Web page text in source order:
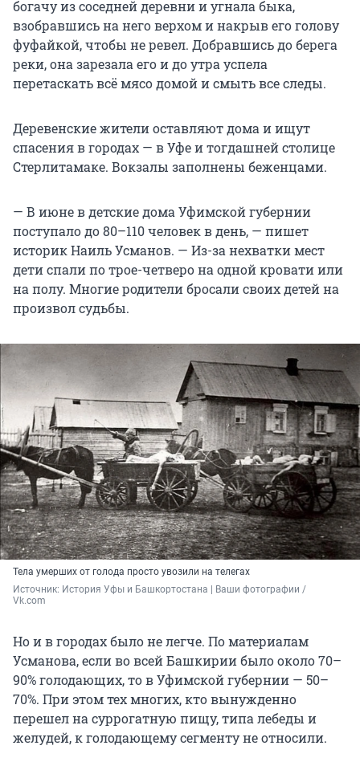
богачу из соседней деревни и угнала быка,
взобравшись на него верхом и накрыв его голову
фуфайкой, чтобы не ревел. Добравшись до берега
реки, она зарезала его и до утра успела
перетаскать всё мясо домой и смыть все следы.
Деревенские жители оставляют дома и ищут
спасения в городах — в Уфе и тогдашней столице
Стерлитамаке. Вокзалы заполнены беженцами.
— В июне в детские дома Уфимской губернии
поступало до 80–110 человек в день, — пишет
историк Наиль Усманов. — Из-за нехватки мест
дети спали по трое-четверо на одной кровати или
на полу. Многие родители бросали своих детей на
произвол судьбы.
Тела умерших от голода просто увозили на телегах
Источник: История Уфы и Башкортостана | Ваши фотографии /
Vk.com
Но и в городах было не легче. По материалам
Усманова, если во всей Башкирии было около 70–
90% голодающих, то в Уфимской губернии — 50–
70%. При этом тех многих, кто вынужденно
перешел на суррогатную пищу, типа лебеды и
желудей, к голодающему сегменту не относили.